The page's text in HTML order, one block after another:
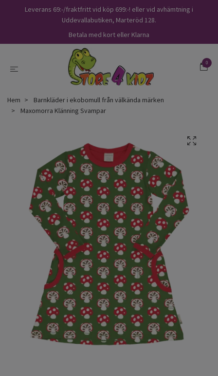
Leverans 69:-/fraktfritt vid köp 699:-! eller vid avhämtning i
Uddevallabutiken, Marteröd 128.
Betala med kort eller Klarna
0
Hem
Barnkläder i ekobomull från välkända märken
Maxomorra Klänning Svampar